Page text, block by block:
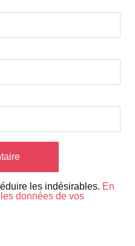
les indésirables. En
données de vos